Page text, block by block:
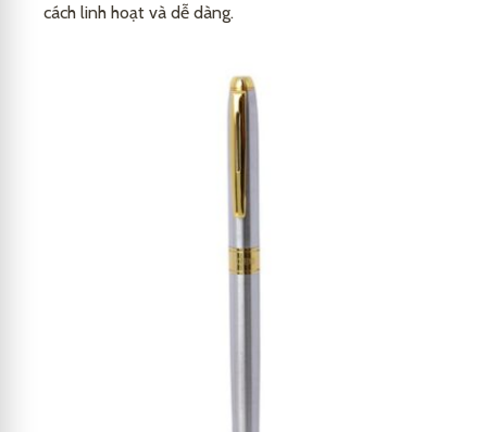
cách linh hoạt và dễ dàng.